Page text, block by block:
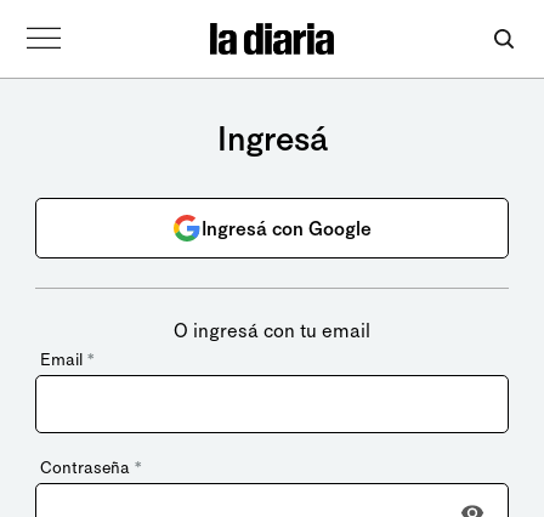
Ingresá
Ingresá con Google
O ingresá con tu email
Email *
Contraseña *